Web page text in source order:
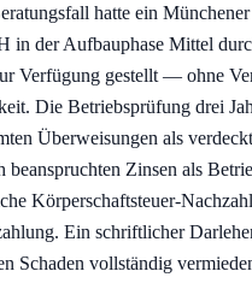
hatte ein
in der Aufbauphase Mittel
Verfügung gestellt — ohne
Die Betriebsprüfung drei
Überweisungen als
beanspruchten Zinsen als
Körperschaftsteuer-
Ein schriftlicher
Schaden vollständig